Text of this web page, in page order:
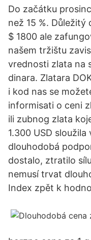
Do začátku
než 15 %.
$ 1800 ale
našem tržištu
vrednosti zlata na
dinara. Zlatara
i kod nas se
informisati o ceni
ili zubnog zlata
1.300 USD
dlouhodobá
dostalo, ztratilo
nemusí trvat
Index zpět k